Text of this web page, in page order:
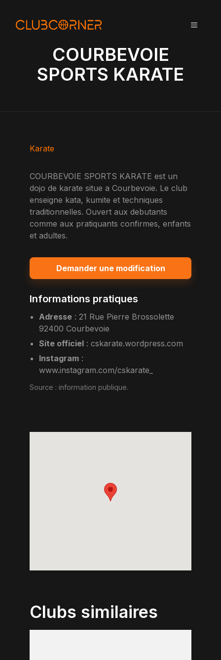
MENU
COURBEVOIE
SPORTS KARATE
Karate
COURBEVOIE SPORTS KARATE est un
dojo de karate situe a Courbevoie. Le club
enseigne kata, kumite et techniques
traditionnelles. Ouvert aux debutants
comme aux pratiquants confirmes, enfants
et adultes.
Demander une modification
Informations pratiques
Adresse :21 Rue Pierre Brossolette
92400 Courbevoie
Site officiel :cskarate.wordpress.com
Instagram :
www.instagram.com/cskarate_
Source : information publique.
Clubs similaires